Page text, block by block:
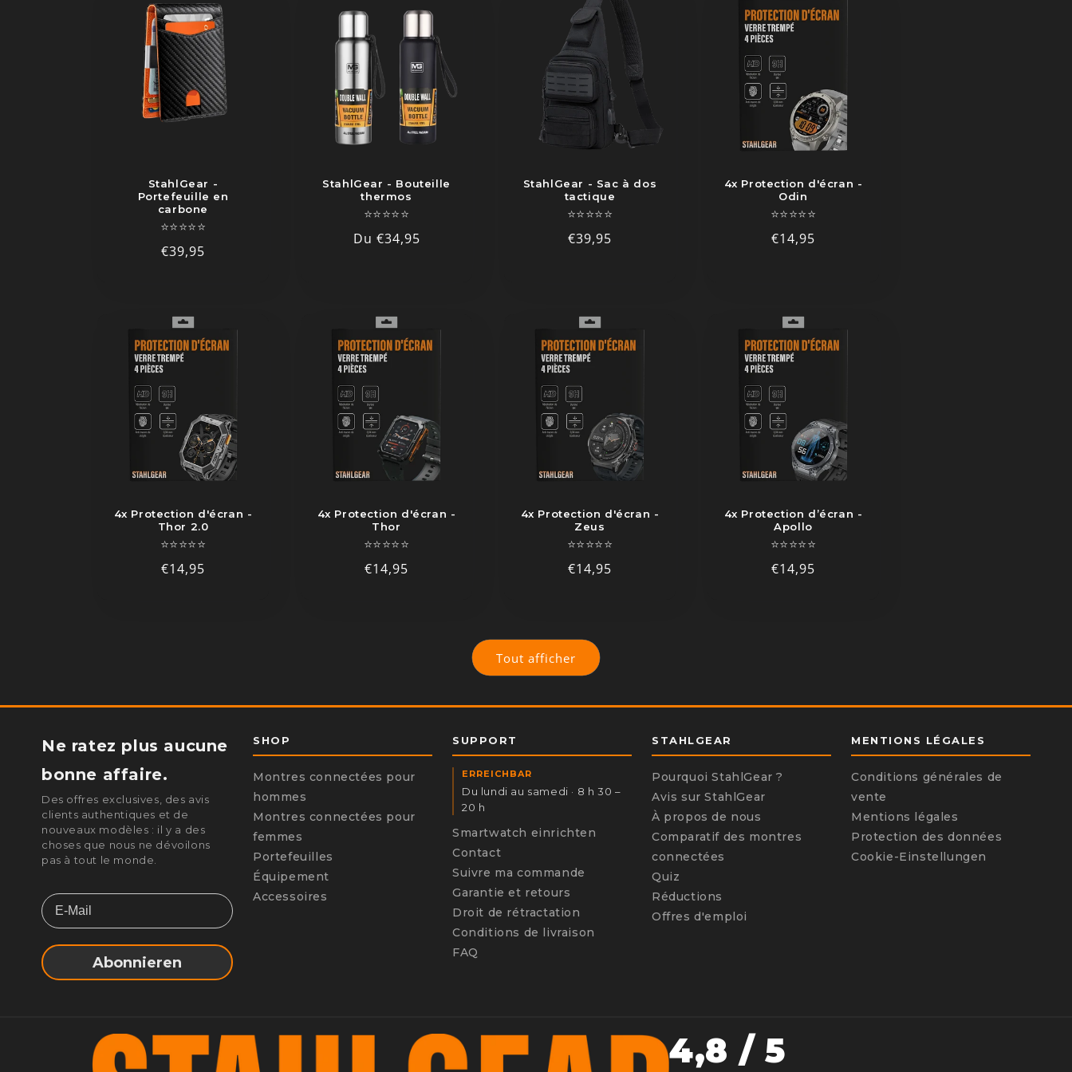
StahlGear -
Portefeuille en
carbone
⭐⭐⭐⭐⭐
Prix
€39,95
StahlGear - Bouteille
thermos
⭐⭐⭐⭐⭐
Prix
Du €34,95
StahlGear - Sac à dos
tactique
⭐⭐⭐⭐⭐
Prix
€39,95
4x Protection d'écran -
Odin
⭐⭐⭐⭐⭐
Prix
€14,95
4x Protection d'écran -
Thor 2.0
⭐⭐⭐⭐⭐
Prix
€14,95
4x Protection d'écran -
Thor
⭐⭐⭐⭐⭐
Prix
€14,95
4x Protection d'écran -
Zeus
⭐⭐⭐⭐⭐
Prix
€14,95
4x Protection d’écran -
Apollo
⭐⭐⭐⭐⭐
Prix
€14,95
Tout afficher
Ne ratez plus aucune
bonne affaire.
Des offres exclusives, des avis
clients authentiques et de
nouveaux modèles : il y a des
choses que nous ne dévoilons
pas à tout le monde.
Email
Abonnieren
SHOP
Montres connectées pour
hommes
Montres connectées pour
femmes
Portefeuilles
Équipement
Accessoires
SUPPORT
ERREICHBAR
Du lundi au samedi · 8 h 30 –
20 h
Smartwatch einrichten
Contact
Suivre ma commande
Garantie et retours
Droit de rétractation
Conditions de livraison
FAQ
STAHLGEAR
Pourquoi StahlGear ?
Avis sur StahlGear
À propos de nous
Comparatif des montres
connectées
Quiz
Réductions
Offres d'emploi
MENTIONS LÉGALES
Conditions générales de
vente
Mentions légales
Protection des données
Cookie-Einstellungen
4,8 / 5